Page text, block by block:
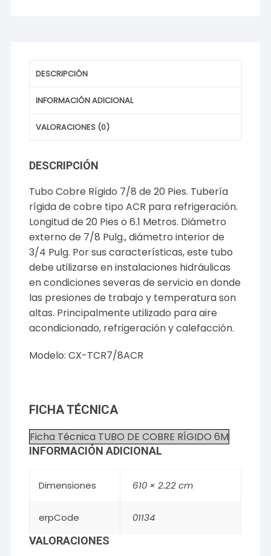
DESCRIPCIÓN
INFORMACIÓN ADICIONAL
VALORACIONES (0)
DESCRIPCIÓN
Tubo Cobre Rígido 7/8 de 20 Pies. Tubería
rígida de cobre tipo ACR para refrigeración.
Longitud de 20 Pies o 6.1 Metros. Diámetro
externo de 7/8 Pulg., diámetro interior de
3/4 Pulg. Por sus características, este tubo
debe utilizarse en instalaciones hidráulicas
en condiciones severas de servicio en donde
las presiones de trabajo y temperatura son
altas. Principalmente utilizado para aire
acondicionado, refrigeración y calefacción.
Modelo: CX-TCR7/8ACR
FICHA TÉCNICA
Ficha Técnica TUBO DE COBRE RÍGIDO 6M
INFORMACIÓN ADICIONAL
Dimensiones 610 × 2.22 cm
erpCode
01134
VALORACIONES